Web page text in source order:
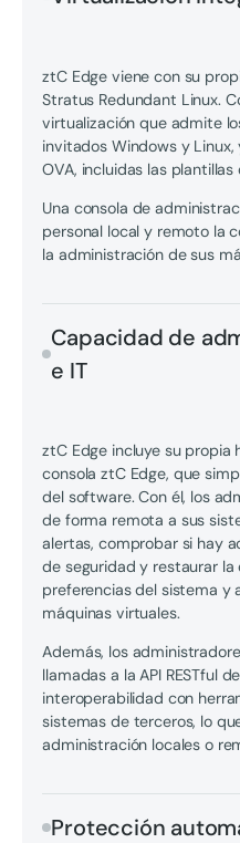
ztC Edge viene con su
Stratus Redundant Linux.
virtualización que admite
invitados Windows y
OVA, incluidas las plantillas
Una consola de
personal local y remoto la
la administración de sus
Capacidad de
e IT
ztC Edge incluye su propia
consola ztC Edge, que
del software. Con él, los
de forma remota a sus
alertas, comprobar si hay
de seguridad y restaurar la
preferencias del sistema y
máquinas virtuales.
Además, los
llamadas a la API RESTful
interoperabilidad con
sistemas de terceros, lo
administración locales o
Protección